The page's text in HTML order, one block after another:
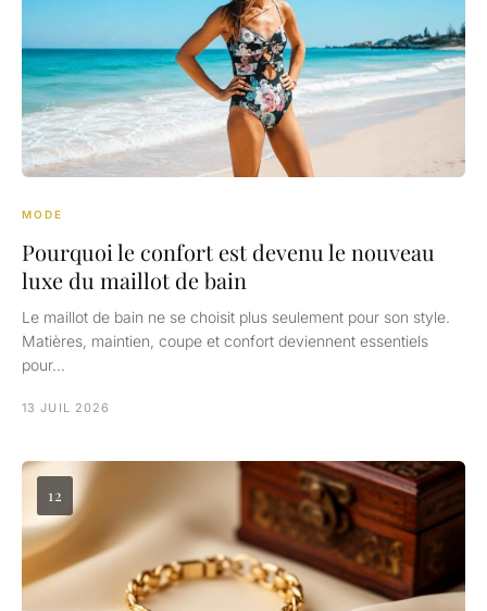
MODE
Pourquoi le confort est devenu le nouveau
luxe du maillot de bain
Le maillot de bain ne se choisit plus seulement pour son style.
Matières, maintien, coupe et confort deviennent essentiels
pour…
13 JUIL 2026
12